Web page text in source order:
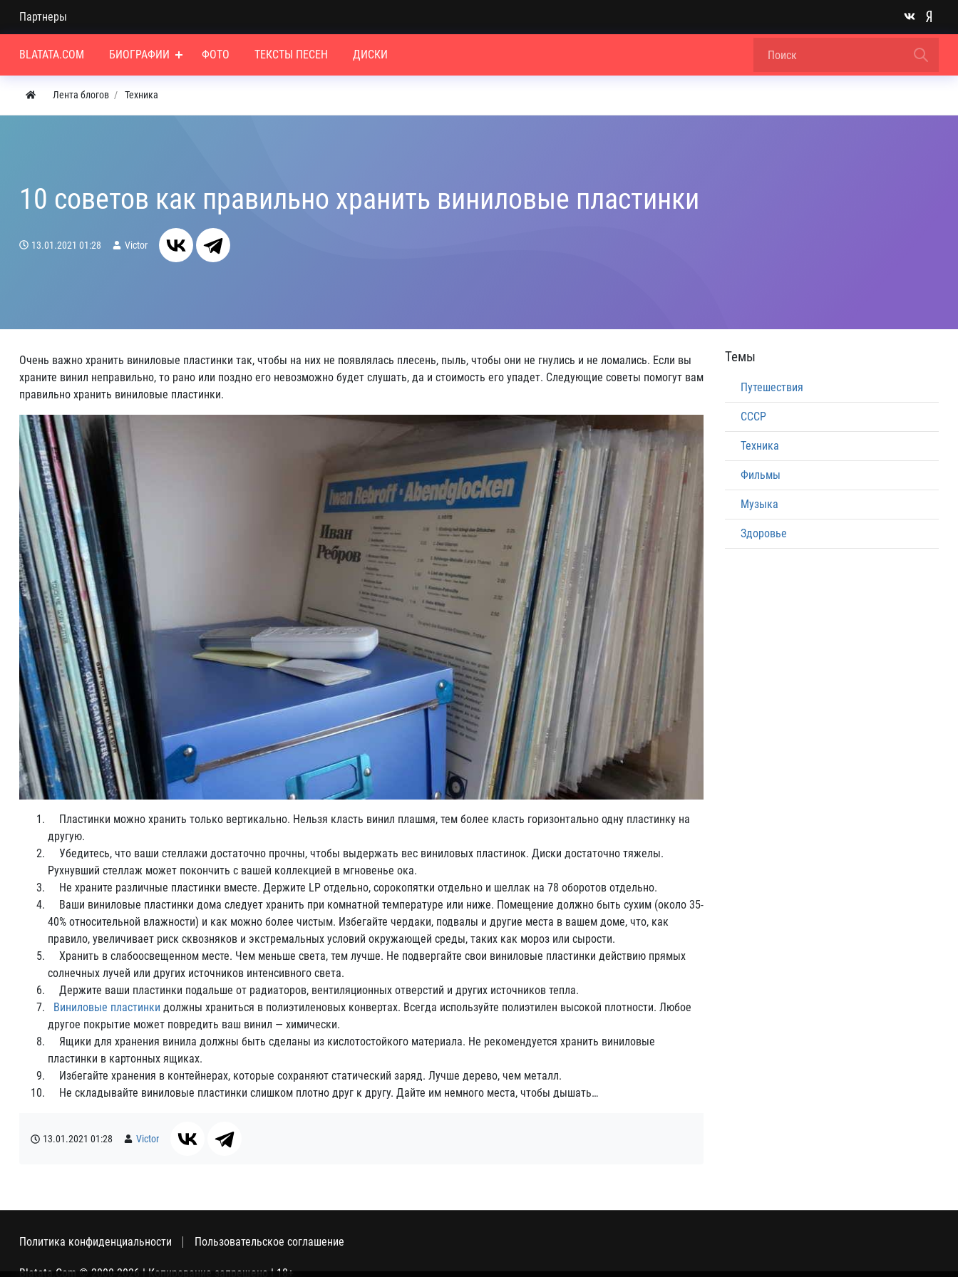
Партнеры
BLATATA.COM БИОГРАФИИ ФОТО ТЕКСТЫ ПЕСЕН ДИСКИ
Лента блогов Техника
10 советов как правильно хранить виниловые пластинки
13.01.2021 01:28 Victor
Очень важно хранить виниловые пластинки так, чтобы на них не появлялась плесень, пыль, чтобы они не гнулись и не ломались. Если вы
храните винил неправильно, то рано или поздно его невозможно будет слушать, да и стоимость его упадет. Следующие советы помогут вам
правильно хранить виниловые пластинки.
Пластинки можно хранить только вертикально. Нельзя класть винил плашмя, тем более класть горизонтально одну пластинку на
другую.
Убедитесь, что ваши стеллажи достаточно прочны, чтобы выдержать вес виниловых пластинок. Диски достаточно тяжелы.
Рухнувший стеллаж может покончить с вашей коллекцией в мгновенье ока.
Не храните различные пластинки вместе. Держите LP отдельно, сорокопятки отдельно и шеллак на 78 оборотов отдельно.
Ваши виниловые пластинки дома следует хранить при комнатной температуре или ниже. Помещение должно быть сухим (около 35-
40% относительной влажности) и как можно более чистым. Избегайте чердаки, подвалы и другие места в вашем доме, что, как
правило, увеличивает риск сквозняков и экстремальных условий окружающей среды, таких как мороз или сырости.
Хранить в слабоосвещенном месте. Чем меньше света, тем лучше. Не подвергайте свои виниловые пластинки действию прямых
солнечных лучей или других источников интенсивного света.
Держите ваши пластинки подальше от радиаторов, вентиляционных отверстий и других источников тепла.
Виниловые пластинки должны храниться в полиэтиленовых конвертах. Всегда используйте полиэтилен высокой плотности. Любое
другое покрытие может повредить ваш винил — химически.
Ящики для хранения винила должны быть сделаны из кислотостойкого материала. Не рекомендуется хранить виниловые
пластинки в картонных ящиках.
Избегайте хранения в контейнерах, которые сохраняют статический заряд. Лучше дерево, чем металл.
Не складывайте виниловые пластинки слишком плотно друг к другу. Дайте им немного места, чтобы дышать…
13.01.2021 01:28 Victor
Темы
Путешествия
СССР
Техника
Фильмы
Музыка
Здоровье
Политика конфиденциальности Пользовательское соглашение
Blatata.Com © 2000-2026 | Копирование запрещено | 18+